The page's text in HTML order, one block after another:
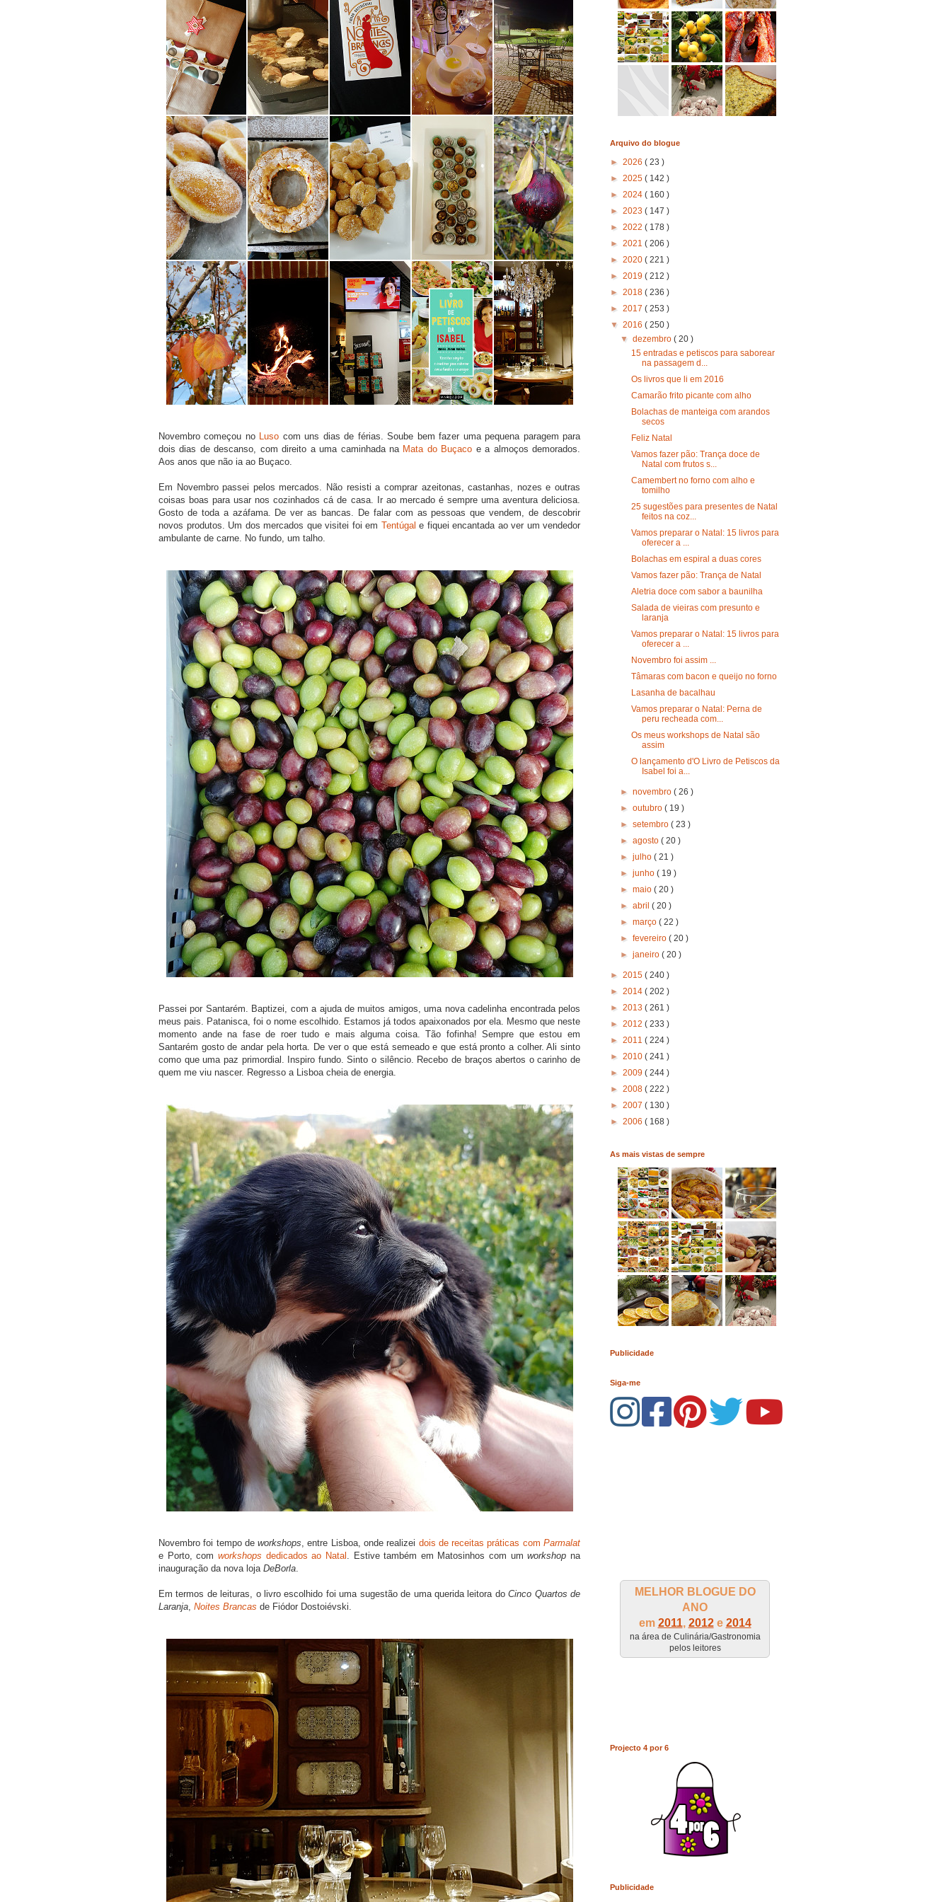
Novembro começou no Luso com uns dias de férias. Soube bem fazer uma pequena paragem para
dois dias de descanso, com direito a uma caminhada na Mata do Buçaco e a almoços demorados.
Aos anos que não ia ao Buçaco.
Em Novembro passei pelos mercados. Não resisti a comprar azeitonas, castanhas, nozes e outras
coisas boas para usar nos cozinhados cá de casa. Ir ao mercado é sempre uma aventura deliciosa.
Gosto de toda a azáfama. De ver as bancas. De falar com as pessoas que vendem, de descobrir
novos produtos. Um dos mercados que visitei foi em Tentúgal e fiquei encantada ao ver um vendedor
ambulante de carne. No fundo, um talho.
Passei por Santarém. Baptizei, com a ajuda de muitos amigos, uma nova cadelinha encontrada pelos
meus pais. Patanisca, foi o nome escolhido. Estamos já todos apaixonados por ela. Mesmo que neste
momento ande na fase de roer tudo e mais alguma coisa. Tão fofinha! Sempre que estou em
Santarém gosto de andar pela horta. De ver o que está semeado e que está pronto a colher. Ali sinto
como que uma paz primordial. Inspiro fundo. Sinto o silêncio. Recebo de braços abertos o carinho de
quem me viu nascer. Regresso a Lisboa cheia de energia.
Novembro foi tempo deworkshops , entre Lisboa, onde realizei dois de receitas práticas comParmalat
e Porto, com workshops dedicados ao Natal . Estive também em Matosinhos com umworkshop na
inauguração da nova loja DeBorla
Em termos de leituras, o livro escolhido foi uma sugestão de uma querida leitora doCinco Quartos de
Laranja Noites Brancas de Fiódor Dostoiévski.
Arquivo do blogue
► 2026 ( 23 )
► 2025 ( 142 )
► 2024 ( 160 )
► 2023 ( 147 )
► 2022 ( 178 )
► 2021 ( 206 )
► 2020 ( 221 )
► 2019 ( 212 )
► 2018 ( 236 )
► 2017 ( 253 )
▼ 2016 ( 250 )
▼dezembro( 20 )
15 entradas e petiscos para saborear
na passagem d...
Os livros que li em 2016
Camarão frito picante com alho
Bolachas de manteiga com arandos
secos
Feliz Natal
Vamos fazer pão: Trança doce de
Natal com frutos s...
Camembert no forno com alho e
tomilho
25 sugestões para presentes de Natal
feitos na coz...
Vamos preparar o Natal: 15 livros para
oferecer a ...
Bolachas em espiral a duas cores
Vamos fazer pão: Trança de Natal
Aletria doce com sabor a baunilha
Salada de vieiras com presunto e
laranja
Vamos preparar o Natal: 15 livros para
oferecer a ...
Novembro foi assim ...
Tâmaras com bacon e queijo no forno
Lasanha de bacalhau
Vamos preparar o Natal: Perna de
peru recheada com...
Os meus workshops de Natal são
assim
O lançamento d'O Livro de Petiscos da
Isabel foi a...
►novembro( 26 )
►outubro( 19 )
►setembro( 23 )
►agosto( 20 )
►julho( 21 )
►junho( 19 )
►maio( 20 )
►abril( 20 )
►março( 22 )
►fevereiro( 20 )
►janeiro( 20 )
► 2015 ( 240 )
► 2014 ( 202 )
► 2013 ( 261 )
► 2012 ( 233 )
► 2011 ( 224 )
► 2010 ( 241 )
► 2009 ( 244 )
► 2008 ( 222 )
► 2007 ( 130 )
► 2006 ( 168 )
As mais vistas de sempre
Publicidade
Siga-me
MELHOR BLOGUE DO
ANO
em 2011, 2012e 2014
na área de Culinária/Gastronomia
pelos leitores
Projecto 4 por 6
Publicidade